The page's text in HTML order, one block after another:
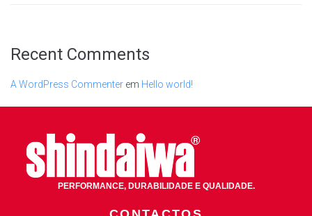
Recent Comments
A WordPress Commenter em Hello world!
PERFORMANCE, DURABILIDADE E QUALIDADE.